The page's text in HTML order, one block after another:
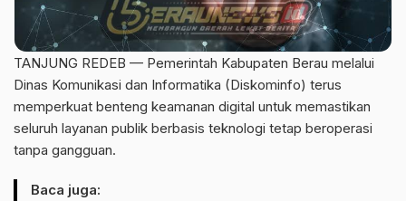
TANJUNG REDEB — Pemerintah Kabupaten Berau melalui
Dinas Komunikasi dan Informatika (Diskominfo) terus
memperkuat benteng keamanan digital untuk memastikan
seluruh layanan publik berbasis teknologi tetap beroperasi
tanpa gangguan.
Baca juga: